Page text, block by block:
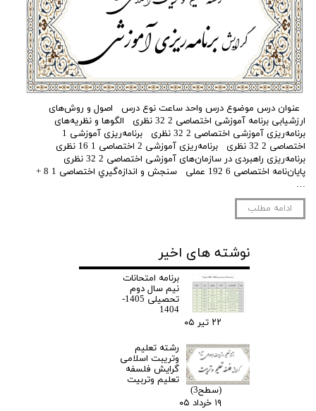
عنوان درس موضوع درس واحد ساعت نوع درس اصول و روش‌های
ارزشیابی برنامه آموزشی اختصاصی 2 32 نظری الگوها و نظریه‌های
برنامه‌ریزی آموزشی اختصاصی 2 32 نظری برنامه‌ریزی آموزشی 1
اختصاصی 2 32 نظری برنامه‌ریزی آموزشی 2 اختصاصی 1 16 نظری
برنامه‌ریزی راهبردی در سازمان‌های آموزشی اختصاصی 2 32 نظری
پایان‌نامه اختصاصی 6 192 عملی سنجش و اندازه‌گيري اختصاصی 1 8 +
…
ادامه مطلب
نوشته های اخیر
برنامه امتحانات
نیم سال دوم
تحصیلی 1405-
1404
۲۲ تیر ۰۵
رشته تعلیم
وتریبت اسلامی
گرایش فلسفه
تعلیم وتربیت
(سطح3)
۱۹ خرداد ۰۵